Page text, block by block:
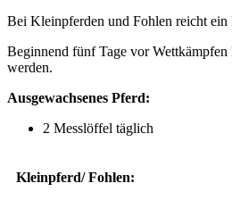
Bei Kleinpferden und Fohlen reicht
Beginnend fünf Tage vor
werden.
Ausgewachsenes Pferd:
2 Messlöffel täglich
Kleinpferd/ Fohlen: